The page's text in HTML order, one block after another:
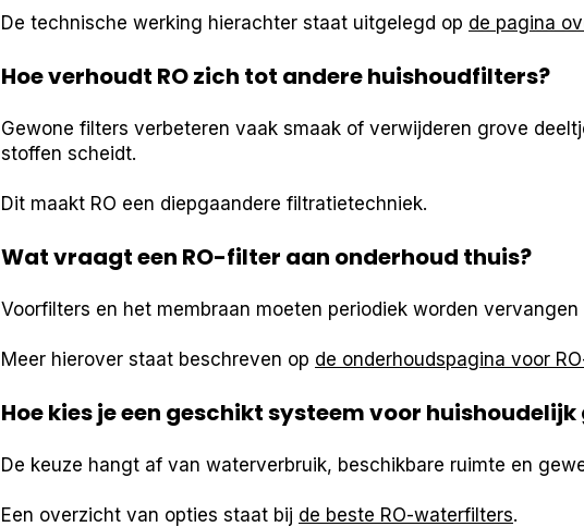
De technische werking hierachter staat uitgelegd op de pagina
Hoe verhoudt RO zich tot andere huishoudfilters?
Gewone filters verbeteren vaak smaak of verwijderen grove
stoffen scheidt.
Dit maakt RO een diepgaandere filtratietechniek.
Wat vraagt een RO-filter aan onderhoud thuis?
Voorfilters en het membraan moeten periodiek worden
Meer hierover staat beschreven op de onderhoudspagina voor
Hoe kies je een geschikt systeem voor
De keuze hangt af van waterverbruik, beschikbare ruimte en
Een overzicht van opties staat bij de beste RO-waterfilters.